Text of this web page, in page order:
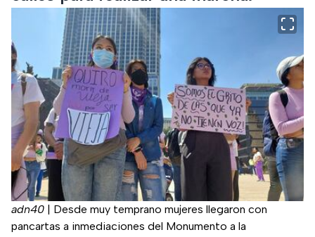
adn40 | Desde muy temprano mujeres llegaron con
pancartas a inmediaciones del Monumento a la